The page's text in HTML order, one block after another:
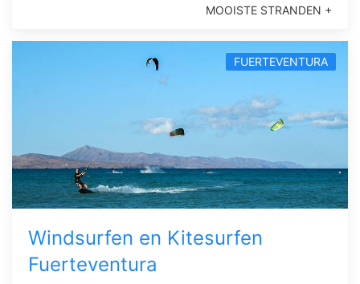
MOOISTE STRANDEN +
FUERTEVENTURA
Windsurfen en Kitesurfen
Fuerteventura